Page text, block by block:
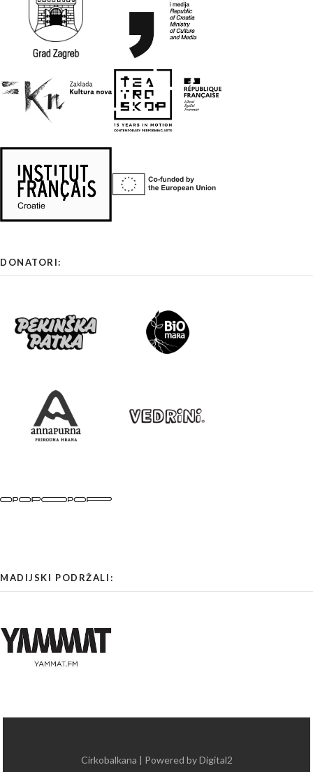
DONATORI:
MADIJSKI PODRŽALI:
Cirkobalkana | Powered by Digital2